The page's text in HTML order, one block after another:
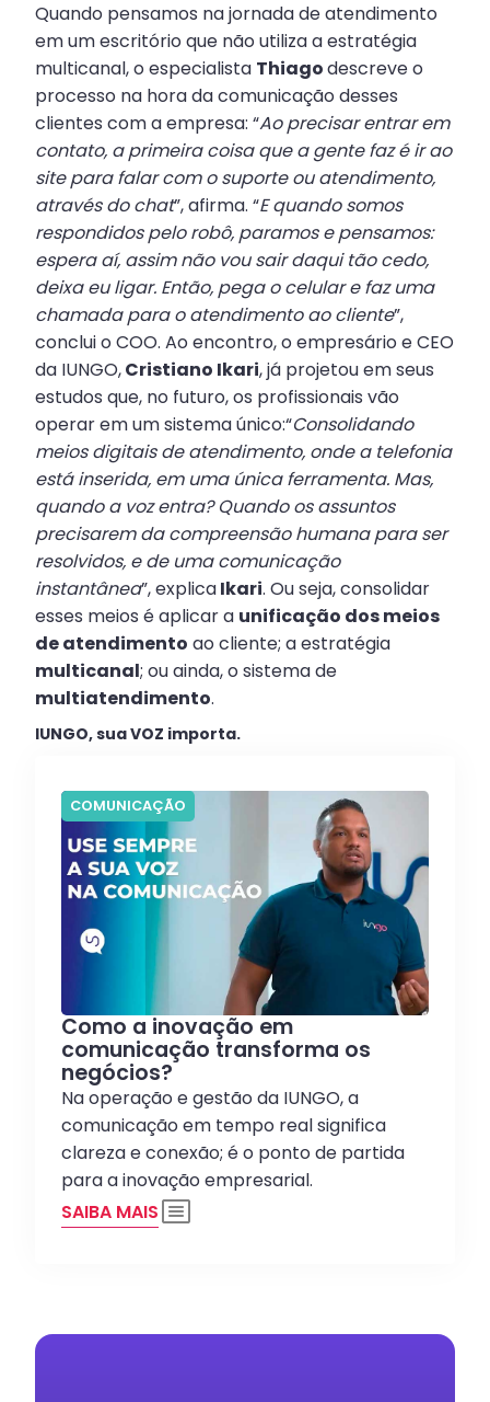
Quando pensamos na jornada de atendimento
em um escritório que não utiliza a estratégia
multicanal, o especialista Thiagodescreve o
processo na hora da comunicação desses
clientes com a empresa: “Ao precisar entrar em
contato, a primeira coisa que a gente faz é ir ao
site para falar com o suporte ou atendimento,
através do chat”, afirma. “E quando somos
respondidos pelo robô, paramos e pensamos:
espera aí, assim não vou sair daqui tão cedo,
deixa eu ligar. Então, pega o celular e faz uma
chamada para o atendimento ao cliente”,
conclui o COO. Ao encontro, o empresário e CEO
da IUNGO,Cristiano Ikari, já projetou em seus
estudos que, no futuro, os profissionais vão
operar em um sistema único:“Consolidando
meios digitais de atendimento, onde a telefonia
está inserida, em uma única ferramenta. Mas,
quando a voz entra? Quando os assuntos
precisarem da compreensão humana para ser
resolvidos, e de uma comunicação
instantânea”, explicaIkari. Ou seja, consolidar
esses meios é aplicar a unificação dos meios
de atendimento ao cliente; a estratégia
multicanal; ou ainda, o sistema de
multiatendimento.
IUNGO, sua VOZ importa.
COMUNICAÇÃO
Como a inovação em
comunicação transforma os
negócios?
Na operação e gestão da IUNGO, a
comunicação em tempo real significa
clareza e conexão; é o ponto de partida
para a inovação empresarial.
SAIBA MAIS